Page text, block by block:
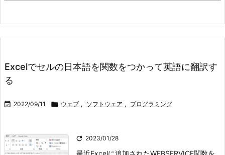
Excelでセルの日本語を関数をつかって英語に翻訳す
る
 2022/09/11  ウェブ , ソフトウェア , プログラミング
 2023/01/28
最近Excelに追加されたWEBSERVICE関数を